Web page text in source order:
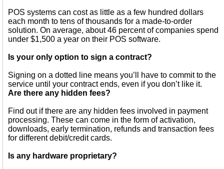
POS systems can cost as little as a few hundred dollars
each month to tens of thousands for a made-to-order
solution. On average, about 46 percent of companies spend
under $1,500 a year on their POS software.
Is your only option to sign a contract?
Signing on a dotted line means you’ll have to commit to the
service until your contract ends, even if you don’t like it.
Are there any hidden fees?
Find out if there are any hidden fees involved in payment
processing. These can come in the form of activation,
downloads, early termination, refunds and transaction fees
for different debit/credit cards.
Is any hardware proprietary?